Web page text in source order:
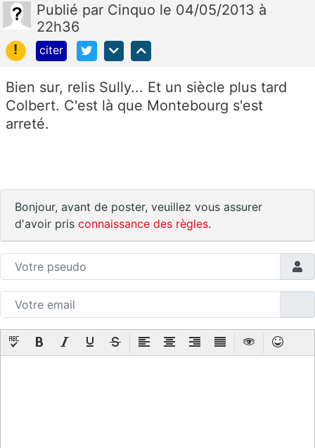
Publié par Cinquo le 04/05/2013 à
22h36
!
citer
Bien sur, relis Sully... Et un siècle plus tard
Colbert. C'est là que Montebourg s'est
arreté.
Bonjour, avant de poster, veuillez vous assurer
d'avoir pris connaissance des règles.